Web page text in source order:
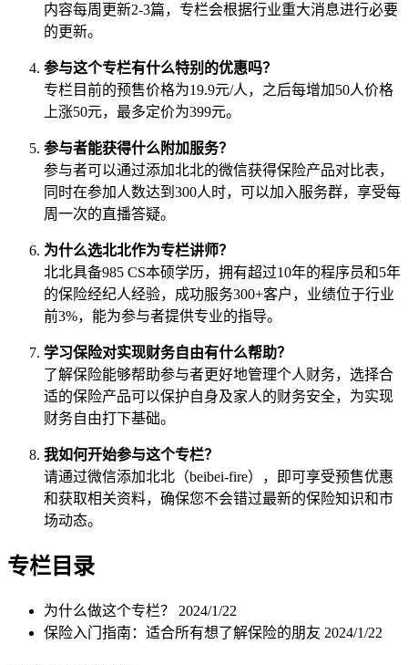
内容每周更新2-3篇，专栏会根据行业重大消息进行必要
的更新。
参与这个专栏有什么特别的优惠吗？
专栏目前的预售价格为19.9元/人，之后每增加50人价格
上涨50元，最多定价为399元。
参与者能获得什么附加服务？
参与者可以通过添加北北的微信获得保险产品对比表，
同时在参加人数达到300人时，可以加入服务群，享受每
周一次的直播答疑。
为什么选北北作为专栏讲师？
北北具备985 CS本硕学历，拥有超过10年的程序员和5年
的保险经纪人经验，成功服务300+客户，业绩位于行业
前3%，能为参与者提供专业的指导。
学习保险对实现财务自由有什么帮助？
了解保险能够帮助参与者更好地管理个人财务，选择合
适的保险产品可以保护自身及家人的财务安全，为实现
财务自由打下基础。
我如何开始参与这个专栏？
请通过微信添加北北（beibei-fire），即可享受预售优惠
和获取相关资料，确保您不会错过最新的保险知识和市
场动态。
专栏目录
为什么做这个专栏？ 2024/1/22
保险入门指南：适合所有想了解保险的朋友 2024/1/22